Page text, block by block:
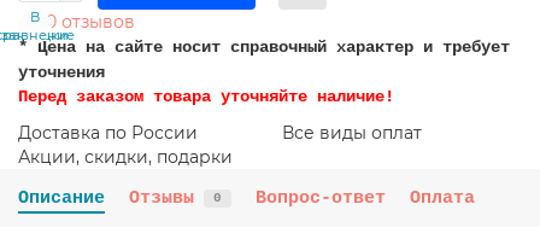
В
закладки
В 0 отзывов
* Цена на сайте носит справочный характер и требует
уточнения
Перед заказом товара уточняйте наличие!
Доставка по России
Все виды оплат
Акции, скидки, подарки
Описание
Отзывы 0 Вопрос-ответ Оплата